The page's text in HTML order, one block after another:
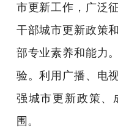
市更新工作，广泛
干部城市更新政策
部专业素养和能力
验。利用广播、电
强城市更新政策、
围。